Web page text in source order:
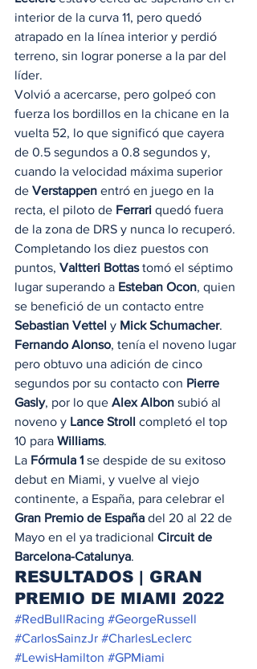
interior de la curva 11, pero quedó
atrapado en la línea interior y perdió
terreno, sin lograr ponerse a la par del
líder.
Volvió a acercarse, pero golpeó con
fuerza los bordillos en la chicane en la
vuelta 52, lo que significó que cayera
de 0.5 segundos a 0.8 segundos y,
cuando la velocidad máxima superior
de Verstappen entró en juego en la
recta, el piloto de Ferrari quedó fuera
de la zona de DRS y nunca lo recuperó.
Completando los diez puestos con
puntos, Valtteri Bottas tomó el séptimo
lugar superando a Esteban Ocon, quien
se benefició de un contacto entre
Sebastian Vettel y Mick Schumacher.
Fernando Alonso, tenía el noveno lugar
pero obtuvo una adición de cinco
segundos por su contacto con Pierre
Gasly, por lo que Alex Albon subió al
noveno y Lance Stroll completó el top
10 para Williams.
La Fórmula 1 se despide de su exitoso
debut en Miami, y vuelve al viejo
continente, a España, para celebrar el
Gran Premio de España del 20 al 22 de
Mayo en el ya tradicional Circuit de
Barcelona-Catalunya.
RESULTADOS | GRAN
PREMIO DE MIAMI 2022
#RedBullRacing #GeorgeRussell
#CarlosSainzJr #CharlesLeclerc
#LewisHamilton #GPMiami